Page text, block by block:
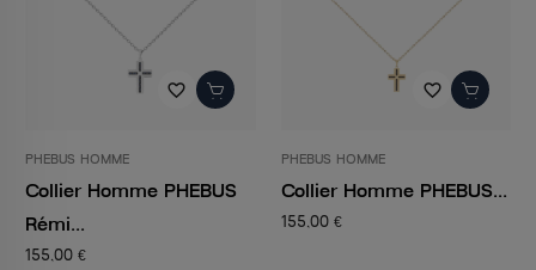
favorite_border
PHEBUS HOMME
Collier Homme PHEBUS
Rémi...
155,00 €
favorite_border
PHEBUS HOMME
Collier Homme PHEBUS...
155,00 €